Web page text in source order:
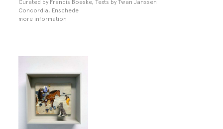
Curated by Francis Boeske, Texts by Twan Janssen
Concordia, Enschede
more information